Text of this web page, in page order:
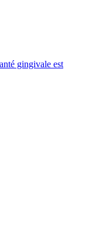
gingivale est